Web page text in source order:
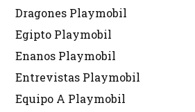
Dragones Playmobil
Egipto Playmobil
Enanos Playmobil
Entrevistas Playmobil
Equipo A Playmobil